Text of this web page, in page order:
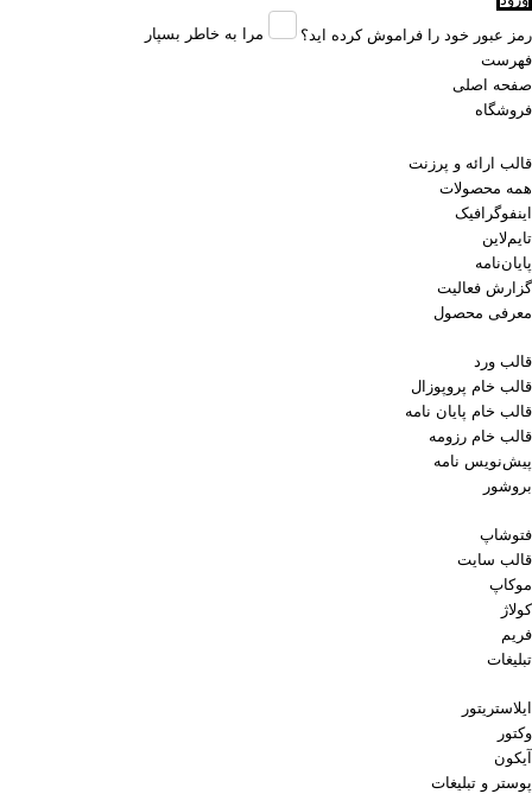
رمز عبور خود را فراموش کرده اید؟
مرا به خاطر بسپار
فهرست
صفحه اصلی
فروشگاه
قالب ارائه و پرزنت
همه محصولات
اینفوگرافیک
تایم‌لاین
پایان‌نامه
گزارش فعالیت
معرفی محصول
قالب ورد
قالب خام پروپوزال
قالب خام پایان نامه
قالب خام رزومه
پیش‌نویس نامه
بروشور
فتوشاپ
قالب سایت
موکاپ
کولاژ
فریم
تبلیغات
ایلاستریتور
وکتور
آیکون
پوستر و تبلیغات